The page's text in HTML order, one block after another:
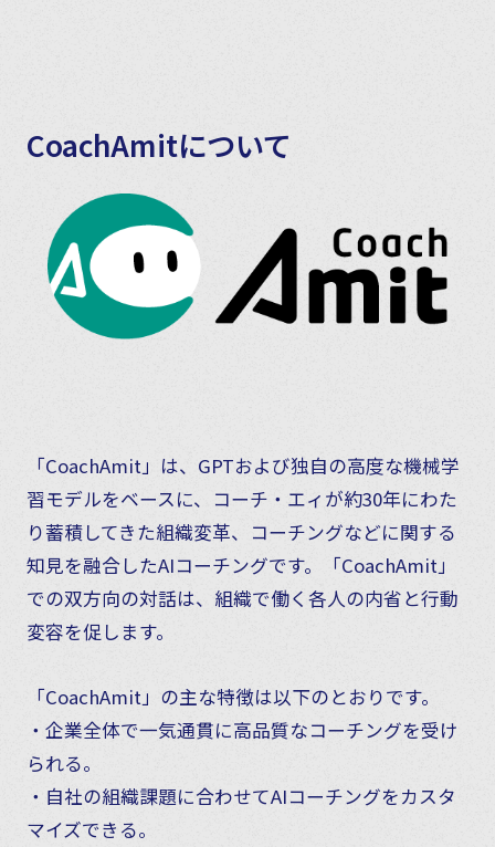
CoachAmitについて
「CoachAmit」は、GPTおよび独自の高度な機械学
習モデルをベースに、コーチ・エィが約30年にわた
り蓄積してきた組織変革、コーチングなどに関する
知見を融合したAIコーチングです。「CoachAmit」
での双方向の対話は、組織で働く各人の内省と行動
変容を促します。
「CoachAmit」の主な特徴は以下のとおりです。
・企業全体で一気通貫に高品質なコーチングを受け
られる。
・自社の組織課題に合わせてAIコーチングをカスタ
マイズできる。